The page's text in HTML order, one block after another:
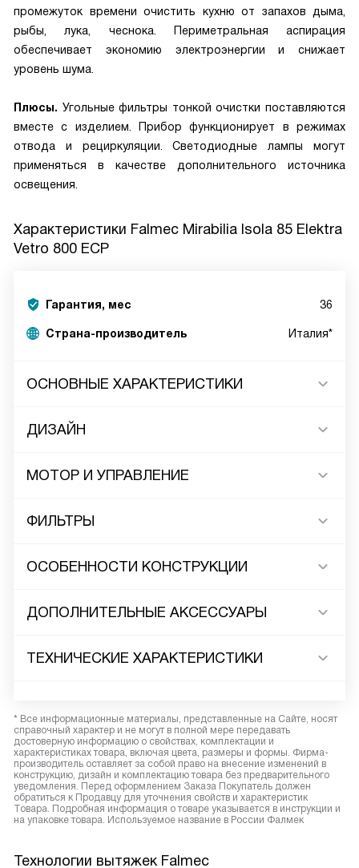
промежуток времени очистить кухню от запахов дыма,
рыбы, лука, чеснока. Периметральная аспирация
обеспечивает экономию электроэнергии и снижает
уровень шума.
Плюсы. Угольные фильтры тонкой очистки поставляются
вместе с изделием. Прибор функционирует в режимах
отвода и рециркуляции. Светодиодные лампы могут
применяться в качестве дополнительного источника
освещения.
Характеристики Falmec Mirabilia Isola 85 Elektra
Vetro 800 ECP
Гарантия, мес 36
Страна-производитель Италия*
ОСНОВНЫЕ ХАРАКТЕРИСТИКИ
ДИЗАЙН
МОТОР И УПРАВЛЕНИЕ
ФИЛЬТРЫ
ОСОБЕННОСТИ КОНСТРУКЦИИ
ДОПОЛНИТЕЛЬНЫЕ АКСЕССУАРЫ
ТЕХНИЧЕСКИЕ ХАРАКТЕРИСТИКИ
* Все информационные материалы, представленные на Сайте, носят
справочный характер и не могут в полной мере передавать
достоверную информацию о свойствах, комплектации и
характеристиках товара, включая цвета, размеры и формы. Фирма-
производитель оставляет за собой право на внесение изменений в
конструкцию, дизайн и комплектацию товара без предварительного
уведомления. Перед оформлением Заказа Покупатель должен
обратиться к Продавцу для уточнения свойств и характеристик
Товара. Подробная информация о товаре указывается в инструкции и
на упаковке товара. Используемое название в России Фалмек
Технологии вытяжек Falmec